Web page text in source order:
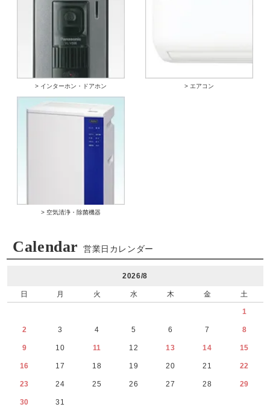
> インターホン・ドアホン > エアコン
> 空気清浄・除菌機器
Calendar 営業日カレンダー
2026/8
日 月 火 水 木 金 土
1
2 3 4 5 6 7 8
9 10 11 12 13 14 15
16 17 18 19 20 21 22
23 24 25 26 27 28 29
30 31